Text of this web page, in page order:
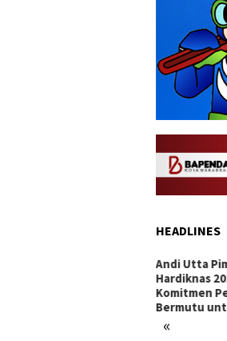
HEADLINES
«
Jelang Hari
ke – 66
Investasi,
Masa Depan